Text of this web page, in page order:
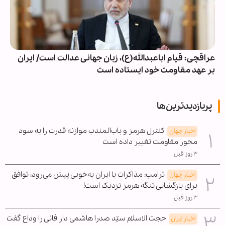
عراقچی: قیام اباعبدالله(ع)، زبان جهانی عدالت است/ ایران
بر عهد مقاومت خود ایستاده است
پربازدیدترین‌ها
اخبار جهان کنترل هرمز و باب‌المندب موازنه قدرت را به سود
محور مقاومت تغییر داده است
۳ روز قبل
اخبار جهان ترامپ: مذاکرات با ایران به‌خوبی پیش می‌رود؛ توافق
برای بازگشایی تنگه هرمز نزدیک است!
۳ روز قبل
اخبار ایران حجت الاسلام سیّد صدرا هاشمی دار فانی را وداع گفت